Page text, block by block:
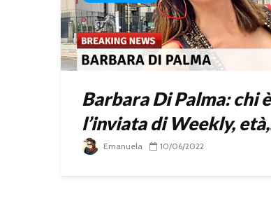
Barbara Di Palma: chi è
l’inviata di Weekly,
Emanuela 10/06/2022